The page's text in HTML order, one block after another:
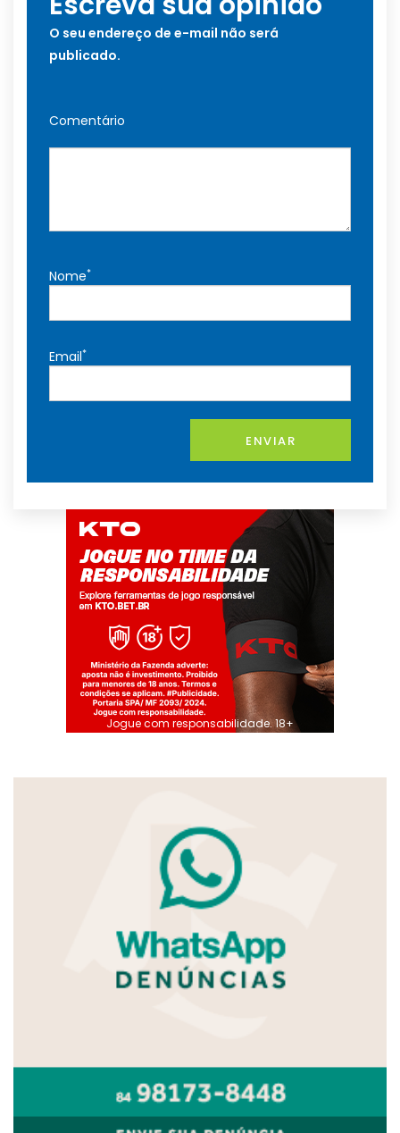
O seu endereço de e-mail não será
publicado.
Comentário
Nome*
Email*
ENVIAR
Jogue com responsabilidade. 18+